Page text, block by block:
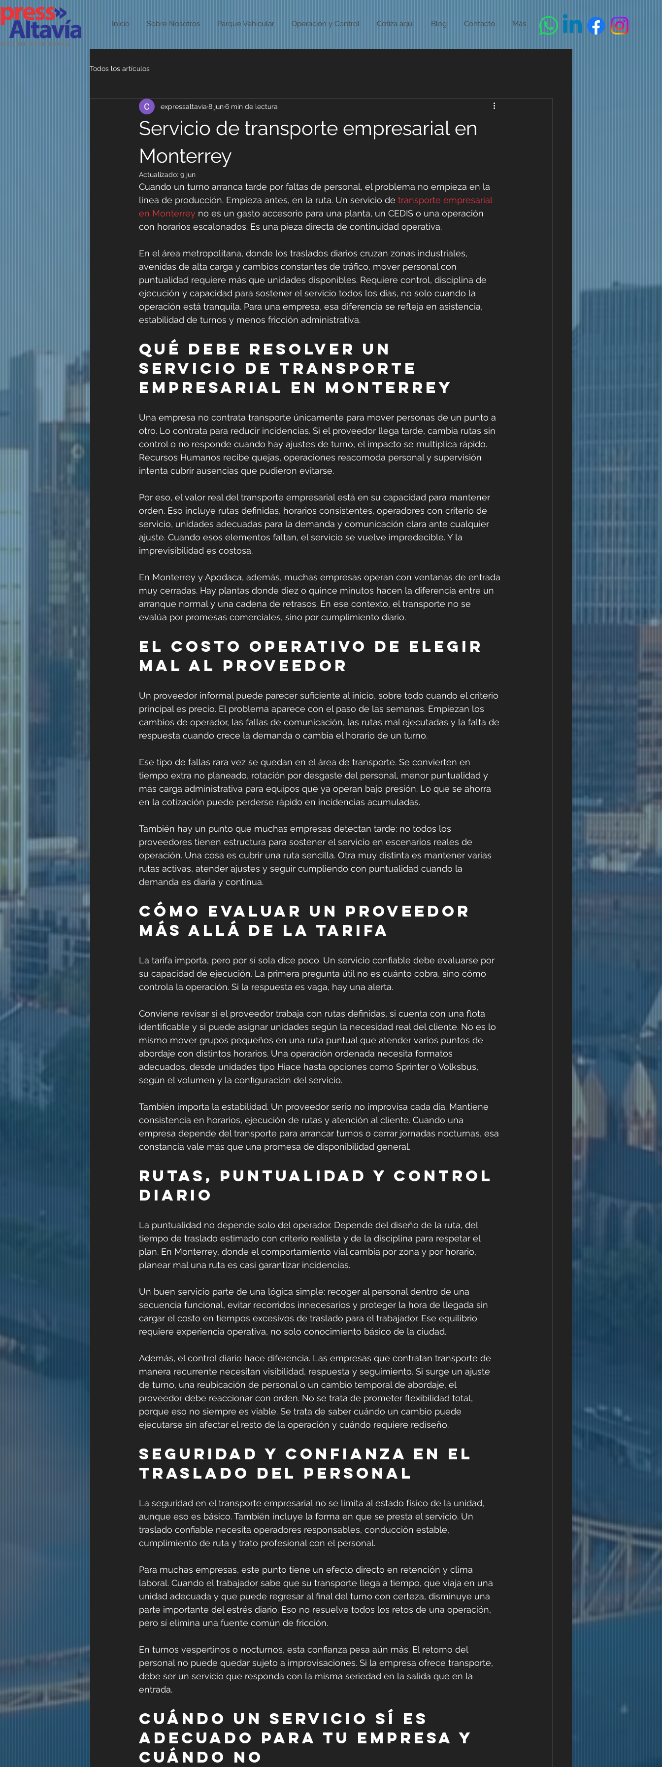
Inicio Sobre Nosotros Parque Vehicular Operación y Control Cotiza aquí Blog Contacto Más
Todos los artículos
Servicio de transporte empresarial en
Monterrey
expressaltavia 8 jun6 min de lectura
Actualizado: 9 jun
Cuando un turno arranca tarde por faltas de personal, el problema no empieza en la
línea de producción. Empieza antes, en la ruta. Un servicio de transporte empresarial
en Monterrey no es un gasto accesorio para una planta, un CEDIS o una operación
con horarios escalonados. Es una pieza directa de continuidad operativa.
En el área metropolitana, donde los traslados diarios cruzan zonas industriales,
avenidas de alta carga y cambios constantes de tráfico, mover personal con
puntualidad requiere más que unidades disponibles. Requiere control, disciplina de
ejecución y capacidad para sostener el servicio todos los días, no solo cuando la
operación está tranquila. Para una empresa, esa diferencia se refleja en asistencia,
estabilidad de turnos y menos fricción administrativa.
Qué debe resolver un
servicio de transporte
empresarial en Monterrey
Una empresa no contrata transporte únicamente para mover personas de un punto a
otro. Lo contrata para reducir incidencias. Si el proveedor llega tarde, cambia rutas sin
control o no responde cuando hay ajustes de turno, el impacto se multiplica rápido.
Recursos Humanos recibe quejas, operaciones reacomoda personal y supervisión
intenta cubrir ausencias que pudieron evitarse.
Por eso, el valor real del transporte empresarial está en su capacidad para mantener
orden. Eso incluye rutas definidas, horarios consistentes, operadores con criterio de
servicio, unidades adecuadas para la demanda y comunicación clara ante cualquier
ajuste. Cuando esos elementos faltan, el servicio se vuelve impredecible. Y la
imprevisibilidad es costosa.
En Monterrey y Apodaca, además, muchas empresas operan con ventanas de entrada
muy cerradas. Hay plantas donde diez o quince minutos hacen la diferencia entre un
arranque normal y una cadena de retrasos. En ese contexto, el transporte no se
evalúa por promesas comerciales, sino por cumplimiento diario.
El costo operativo de elegir
mal al proveedor
Un proveedor informal puede parecer suficiente al inicio, sobre todo cuando el criterio
principal es precio. El problema aparece con el paso de las semanas. Empiezan los
cambios de operador, las fallas de comunicación, las rutas mal ejecutadas y la falta de
respuesta cuando crece la demanda o cambia el horario de un turno.
Ese tipo de fallas rara vez se quedan en el área de transporte. Se convierten en
tiempo extra no planeado, rotación por desgaste del personal, menor puntualidad y
más carga administrativa para equipos que ya operan bajo presión. Lo que se ahorra
en la cotización puede perderse rápido en incidencias acumuladas.
También hay un punto que muchas empresas detectan tarde: no todos los
proveedores tienen estructura para sostener el servicio en escenarios reales de
operación. Una cosa es cubrir una ruta sencilla. Otra muy distinta es mantener varias
rutas activas, atender ajustes y seguir cumpliendo con puntualidad cuando la
demanda es diaria y continua.
Cómo evaluar un proveedor
más allá de la tarifa
La tarifa importa, pero por sí sola dice poco. Un servicio confiable debe evaluarse por
su capacidad de ejecución. La primera pregunta útil no es cuánto cobra, sino cómo
controla la operación. Si la respuesta es vaga, hay una alerta.
Conviene revisar si el proveedor trabaja con rutas definidas, si cuenta con una flota
identificable y si puede asignar unidades según la necesidad real del cliente. No es lo
mismo mover grupos pequeños en una ruta puntual que atender varios puntos de
abordaje con distintos horarios. Una operación ordenada necesita formatos
adecuados, desde unidades tipo Hiace hasta opciones como Sprinter o Volksbus,
según el volumen y la configuración del servicio.
También importa la estabilidad. Un proveedor serio no improvisa cada día. Mantiene
consistencia en horarios, ejecución de rutas y atención al cliente. Cuando una
empresa depende del transporte para arrancar turnos o cerrar jornadas nocturnas, esa
constancia vale más que una promesa de disponibilidad general.
Rutas, puntualidad y control
diario
La puntualidad no depende solo del operador. Depende del diseño de la ruta, del
tiempo de traslado estimado con criterio realista y de la disciplina para respetar el
plan. En Monterrey, donde el comportamiento vial cambia por zona y por horario,
planear mal una ruta es casi garantizar incidencias.
Un buen servicio parte de una lógica simple: recoger al personal dentro de una
secuencia funcional, evitar recorridos innecesarios y proteger la hora de llegada sin
cargar el costo en tiempos excesivos de traslado para el trabajador. Ese equilibrio
requiere experiencia operativa, no solo conocimiento básico de la ciudad.
Además, el control diario hace diferencia. Las empresas que contratan transporte de
manera recurrente necesitan visibilidad, respuesta y seguimiento. Si surge un ajuste
de turno, una reubicación de personal o un cambio temporal de abordaje, el
proveedor debe reaccionar con orden. No se trata de prometer flexibilidad total,
porque eso no siempre es viable. Se trata de saber cuándo un cambio puede
ejecutarse sin afectar el resto de la operación y cuándo requiere rediseño.
Seguridad y confianza en el
traslado del personal
La seguridad en el transporte empresarial no se limita al estado físico de la unidad,
aunque eso es básico. También incluye la forma en que se presta el servicio. Un
traslado confiable necesita operadores responsables, conducción estable,
cumplimiento de ruta y trato profesional con el personal.
Para muchas empresas, este punto tiene un efecto directo en retención y clima
laboral. Cuando el trabajador sabe que su transporte llega a tiempo, que viaja en una
unidad adecuada y que puede regresar al final del turno con certeza, disminuye una
parte importante del estrés diario. Eso no resuelve todos los retos de una operación,
pero sí elimina una fuente común de fricción.
En turnos vespertinos o nocturnos, esta confianza pesa aún más. El retorno del
personal no puede quedar sujeto a improvisaciones. Si la empresa ofrece transporte,
debe ser un servicio que responda con la misma seriedad en la salida que en la
entrada.
Cuándo un servicio sí es
adecuado para tu empresa y
cuándo no